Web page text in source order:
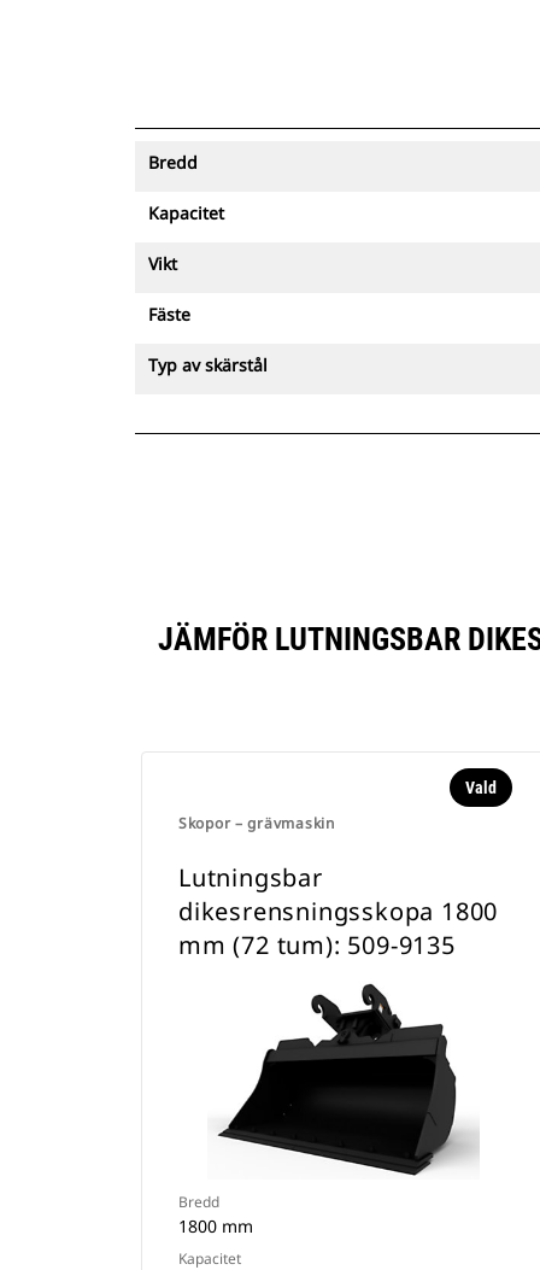
Bredd
Kapacitet
Vikt
Fäste
Typ av skärstål
JÄMFÖR LUTNINGSBAR
Skopor – grävmaskin
Vald
Lutningsbar
dikesrensningsskopa 1800
mm (72 tum): 509-9135
Bredd
1800 mm
Kapacitet